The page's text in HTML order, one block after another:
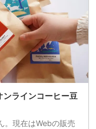
ンラインコーヒー豆
。現在はWebの販売